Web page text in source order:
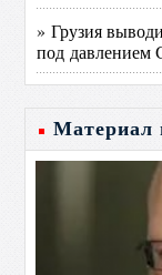
» Грузия
под
Материал